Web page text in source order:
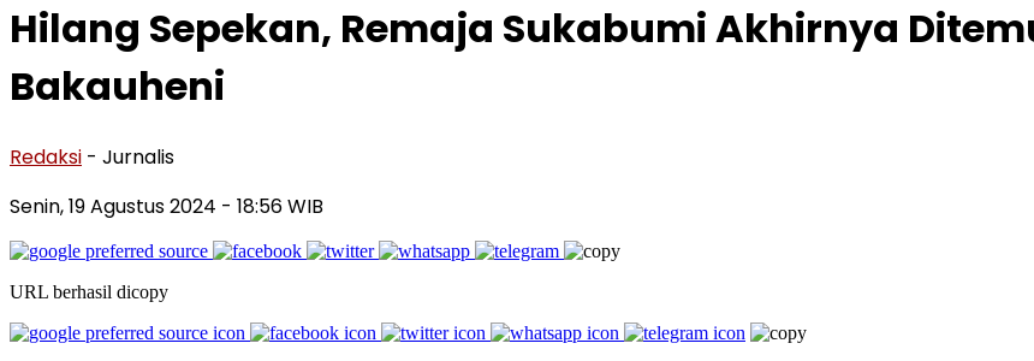
Hilang Sepekan, Remaja Sukabumi Akhirnya
Bakauheni
Redaksi - Jurnalis
Senin, 19 Agustus 2024 - 18:56 WIB
URL berhasil dicopy